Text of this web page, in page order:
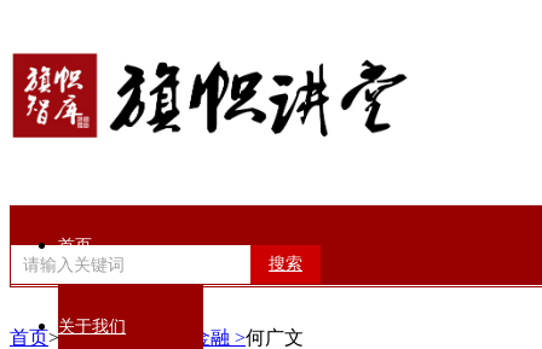
搜索
首页
关于我们
首页>智库专家> 经济金融 >何广文